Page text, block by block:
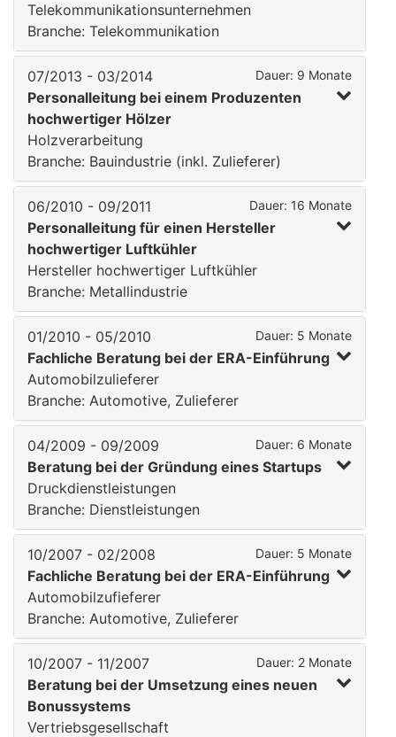
Telekommunikationsunternehmen
Branche: Telekommunikation
07/2013 - 03/2014 Dauer: 9 Monate
Personalleitung bei einem Produzenten
hochwertiger Hölzer
Holzverarbeitung
Branche: Bauindustrie (inkl. Zulieferer)
06/2010 - 09/2011 Dauer: 16 Monate
Personalleitung für einen Hersteller
hochwertiger Luftkühler
Hersteller hochwertiger Luftkühler
Branche: Metallindustrie
01/2010 - 05/2010 Dauer: 5 Monate
Fachliche Beratung bei der ERA-Einführung
Automobilzulieferer
Branche: Automotive, Zulieferer
04/2009 - 09/2009 Dauer: 6 Monate
Beratung bei der Gründung eines Startups
Druckdienstleistungen
Branche: Dienstleistungen
10/2007 - 02/2008 Dauer: 5 Monate
Fachliche Beratung bei der ERA-Einführung
Automobilzufieferer
Branche: Automotive, Zulieferer
10/2007 - 11/2007 Dauer: 2 Monate
Beratung bei der Umsetzung eines neuen
Bonussystems
Vertriebsgesellschaft